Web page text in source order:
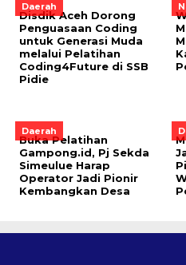
Daerah
Disdik Aceh Dorong
Penguasaan Coding
untuk Generasi Muda
melalui Pelatihan
Coding4Future di SSB
Pidie
Daerah
Buka Pelatihan
Gampong.id, Pj Sekda
Simeulue Harap
Operator Jadi Pionir
Kembangkan Desa